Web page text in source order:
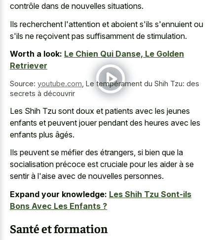
contrôle dans de nouvelles situations.
Ils recherchent l'attention et aboient s'ils s'ennuient ou
s'ils ne reçoivent pas suffisamment de stimulation.
Worth a look: Le Chien Qui Danse, Le Golden
Retriever
Source: youtube.com Le tempérament du Shih Tzu: des
secrets à découvrir
Les Shih Tzu sont doux et patients avec les jeunes
enfants et peuvent jouer pendant des heures avec les
enfants plus âgés.
Ils peuvent se méfier des étrangers, si bien que la
socialisation précoce est cruciale pour les aider à se
sentir à l'aise avec de nouvelles personnes.
Expand your knowledge: Les Shih Tzu Sont-ils
Bons Avec Les Enfants ?
Santé et formation